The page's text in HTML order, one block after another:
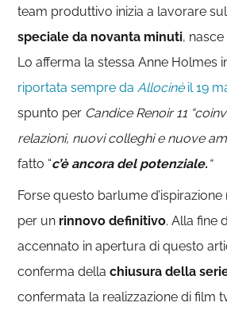
team produttivo inizia a lavorare sul
speciale da novanta minuti,
Lo afferma la stessa Anne Holmes
riportata sempre daAllocinèil 19
spunto per Candice Renoir 11
relazioni, nuovi colleghi e nuove
fatto “c’è ancora del potenziale. “
Forse questo barlume
per un rinnovo definitivo. Alla fine
accennato in apertura di questo
conferma dellachiusura della
confermata la realizzazione di film